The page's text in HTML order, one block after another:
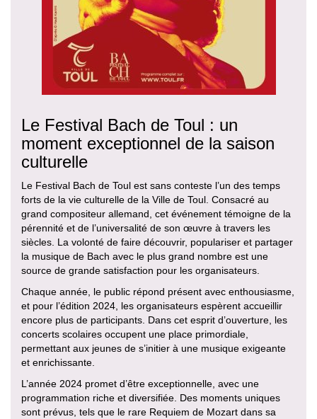
Le Festival Bach de Toul : un
moment exceptionnel de la saison
culturelle
Le Festival Bach de Toul est sans conteste l’un des temps
forts de la vie culturelle de la Ville de Toul. Consacré au
grand compositeur allemand, cet événement témoigne de la
pérennité et de l’universalité de son œuvre à travers les
siècles. La volonté de faire découvrir, populariser et partager
la musique de Bach avec le plus grand nombre est une
source de grande satisfaction pour les organisateurs.
Chaque année, le public répond présent avec enthousiasme,
et pour l’édition 2024, les organisateurs espèrent accueillir
encore plus de participants. Dans cet esprit d’ouverture, les
concerts scolaires occupent une place primordiale,
permettant aux jeunes de s’initier à une musique exigeante
et enrichissante.
L’année 2024 promet d’être exceptionnelle, avec une
programmation riche et diversifiée. Des moments uniques
sont prévus, tels que le rare Requiem de Mozart dans sa